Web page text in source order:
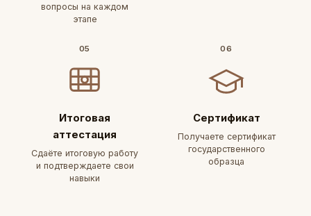
вопросы на каждом
этапе
05
Итоговая
аттестация
Сдаёте итоговую работу
и подтверждаете свои
навыки
06
Сертификат
Получаете сертификат
государственного
образца